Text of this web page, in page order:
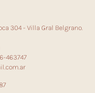
304 - Villa Gral Belgrano.
463747